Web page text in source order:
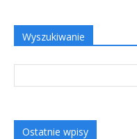
Wyszukiwanie
Ostatnie wpisy